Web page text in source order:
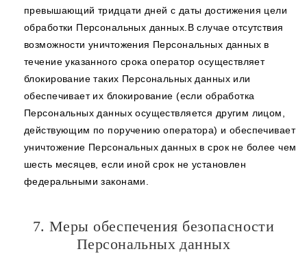
превышающий тридцати дней с даты достижения цели
обработки Персональных данных.В случае отсутствия
возможности уничтожения Персональных данных в
течение указанного срока оператор осуществляет
блокирование таких Персональных данных или
обеспечивает их блокирование (если обработка
Персональных данных осуществляется другим лицом,
действующим по поручению оператора) и обеспечивает
уничтожение Персональных данных в срок не более чем
шесть месяцев, если иной срок не установлен
федеральными законами.
7. Меры обеспечения безопасности
Персональных данных